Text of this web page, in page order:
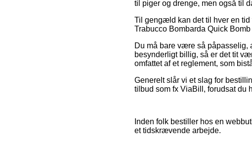
til piger og drenge, men også til
Til gengæld kan det til hver en
Trabucco Bombarda Quick
Du må bare være så påpasselig,
besynderligt billig, så er det tit
omfattet af et reglement, som
Generelt slår vi et slag for
tilbud som fx ViaBill, forudsat du
Inden folk bestiller hos en
et tidskrævende arbejde.